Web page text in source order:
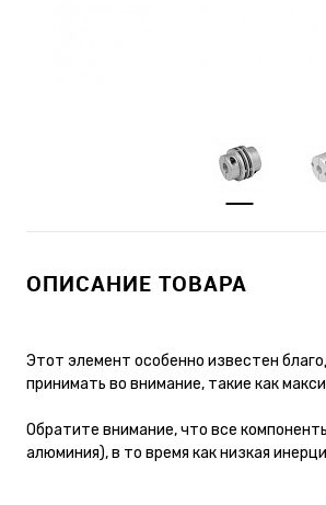
ОПИСАНИЕ ТОВАРА
Этот элемент особенно известен
принимать во внимание, такие как
Обратите внимание, что все
алюминия), в то время как низкая